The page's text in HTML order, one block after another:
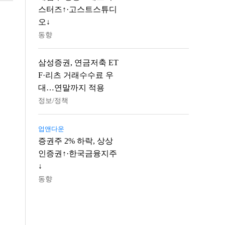
스터즈↑·고스트스튜디
오↓
동향
삼성증권, 연금저축 ET
F·리츠 거래수수료 우
대…연말까지 적용
정보/정책
업앤다운
증권주 2% 하락, 상상
인증권↑·한국금융지주
↓
동향